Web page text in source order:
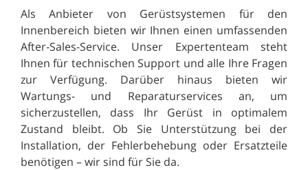
Als Anbieter von Gerüstsystemen für den
Innenbereich bieten wir Ihnen einen umfassenden
After-Sales-Service. Unser Expertenteam steht
Ihnen für technischen Support und alle Ihre Fragen
zur Verfügung. Darüber hinaus bieten wir
Wartungs- und Reparaturservices an, um
sicherzustellen, dass Ihr Gerüst in optimalem
Zustand bleibt. Ob Sie Unterstützung bei der
Installation, der Fehlerbehebung oder Ersatzteile
benötigen – wir sind für Sie da.